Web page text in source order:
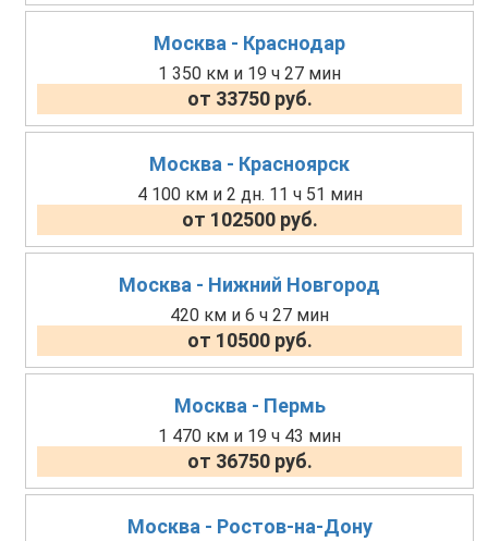
Москва - Краснодар
1 350 км и 19 ч 27 мин
от 33750 руб.
Москва - Красноярск
4 100 км и 2 дн. 11 ч 51 мин
от 102500 руб.
Москва - Нижний Новгород
420 км и 6 ч 27 мин
от 10500 руб.
Москва - Пермь
1 470 км и 19 ч 43 мин
от 36750 руб.
Москва - Ростов-на-Дону